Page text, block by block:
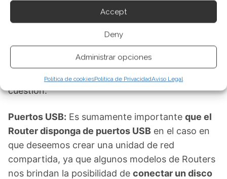
Accept
Deny
Administrar opciones
Política de cookiesPolítica de PrivacidadAviso Legal
Router con WiFi Protected Setup (WPS):
Router que vamos a comprar posee esta leyenda
en su packaging con esto nos aseguramos que la
instalación del mismo será realmente sencilla,
sobre todo en lo que respecta a la
nuestros dispositivos inalámbricos al Router
cuestión.
Puertos USB: Es sumamente importante que el
Router disponga de puertos USB en el caso en
que deseemos crear una unidad de red
compartida, ya que algunos modelos de Routers
nos brindan la posibilidad de conectar un disco